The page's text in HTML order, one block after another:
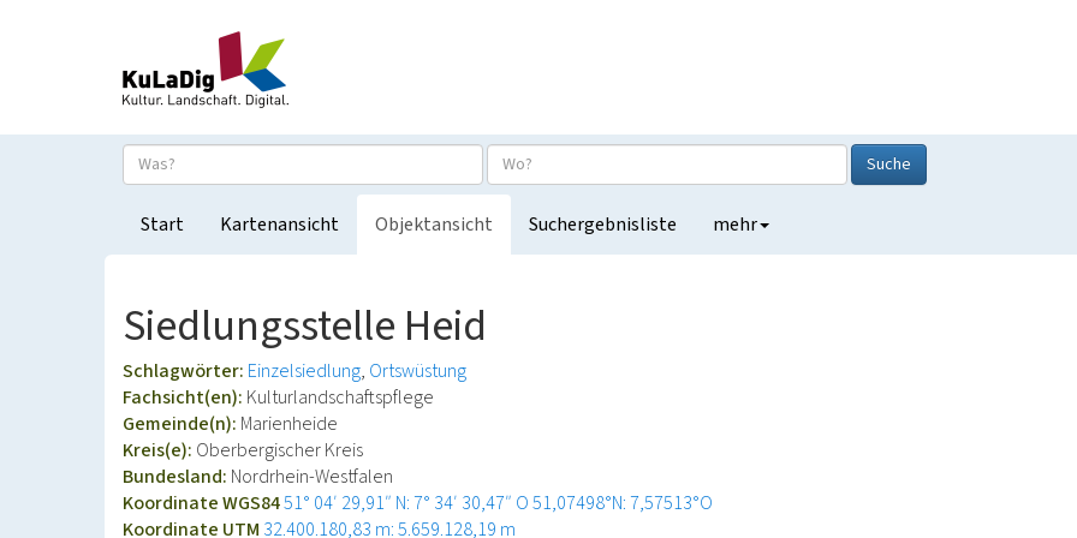
Suche
Start Kartenansicht Objektansicht Suchergebnisliste mehr
Siedlungsstelle Heid
Schlagwörter: Einzelsiedlung Ortswüstung
Fachsicht(en): Kulturlandschaftspflege
Gemeinde(n): Marienheide
Kreis(e): Oberbergischer Kreis
Bundesland: Nordrhein-Westfalen
Koordinate WGS8451° 04′ 29,91″ N: 7° 34′ 30,47″ O51,07498°N: 7,57513°O
Koordinate UTM 32.400.180,83 m: 5.659.128,19 m